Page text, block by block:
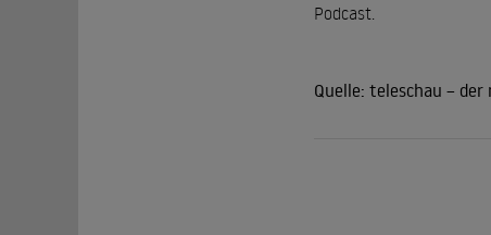
Podcast.
Quelle: teleschau – der